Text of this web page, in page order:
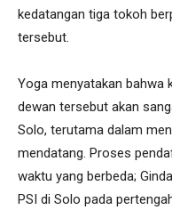
kedatangan tiga tokoh
tersebut.
Yoga menyatakan bahwa
dewan tersebut akan
Solo, terutama dalam
mendatang. Proses
waktu yang berbeda;
PSI di Solo pada